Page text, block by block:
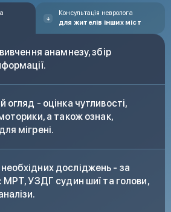
Консультація невролога
для жителів інших міст
анамнезу, збір
огляд - оцінка чутливості,
а також ознак,
мігрені.
досліджень - за
МРТ, УЗДГ судин шиї та голови,